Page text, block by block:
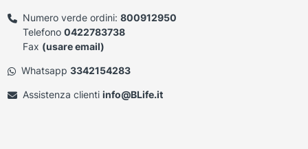
Numero verde ordini: 800912950
Telefono 0422783738
Fax (usare email)
Whatsapp 3342154283
Assistenza clienti info@BLife.it